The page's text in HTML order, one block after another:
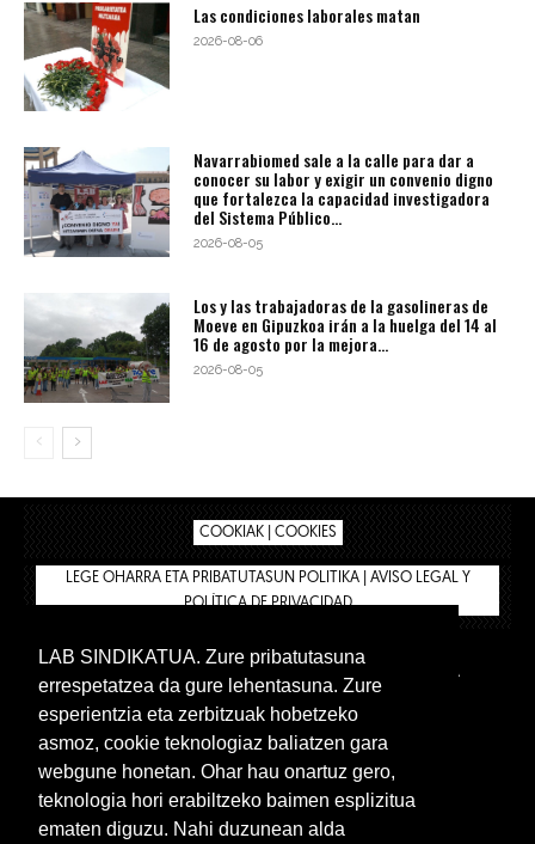
Las condiciones laborales matan
2026-08-06
Navarrabiomed sale a la calle para dar a
conocer su labor y exigir un convenio digno
que fortalezca la capacidad investigadora
del Sistema Público...
2026-08-05
Los y las trabajadoras de la gasolineras de
Moeve en Gipuzkoa irán a la huelga del 14 al
16 de agosto por la mejora...
2026-08-05
COOKIAK | COOKIES
LEGE OHARRA ETA PRIBATUTASUN POLITIKA | AVISO LEGAL Y
POLÍTICA DE PRIVACIDAD
BIZILAN.EUS
TIENDA
INTRANET 🔑
Euskera Castellano
LAB SINDIKATUA. Zure pribatutasuna
errespetatzea da gure lehentasuna. Zure
esperientzia eta zerbitzuak hobetzeko
asmoz, cookie teknologiaz baliatzen gara
webgune honetan. Ohar hau onartuz gero,
teknologia hori erabiltzeko baimen esplizitua
ematen diguzu. Nahi duzunean alda